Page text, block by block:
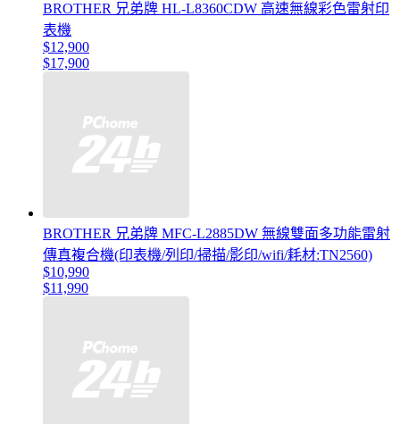
BROTHER 兄弟牌 HL-L8360CDW 高速無線彩色雷射印
表機
$12,900
$17,900
BROTHER 兄弟牌 MFC-L2885DW 無線雙面多功能雷射
傳真複合機(印表機/列印/掃描/影印/wifi/耗材:TN2560)
$10,990
$11,990